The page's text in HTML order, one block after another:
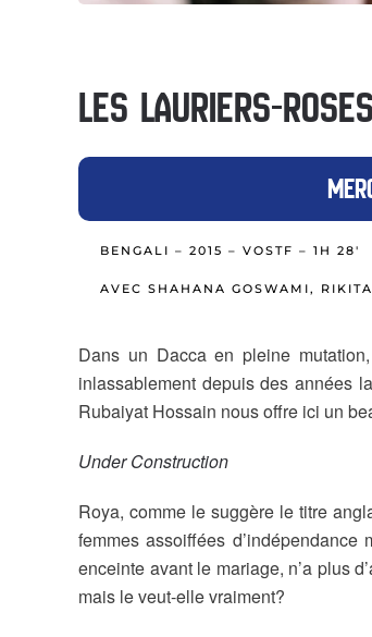
LES LAURIERS-
BENGALI – 2015 – VOSTF – 1H 28′
AVEC SHAHANA GOSWAMI,
Dans un Dacca en pleine
inlassablement depuis des années
Rubaiyat Hossain nous offre ici un
Under Construction
Roya, comme le suggère le titre
femmes assoiffées
enceinte avant le mariage, n’a plus
mais le veut-elle vraiment?